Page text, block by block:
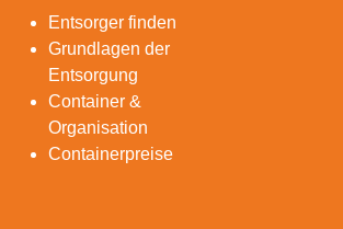
Entsorger finden
Grundlagen der
Entsorgung
Container &
Organisation
Containerpreise